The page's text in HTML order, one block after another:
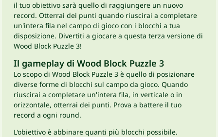
il tuo obiettivo sarà quello di raggiungere un nuovo
record. Otterrai dei punti quando riuscirai a completare
un'intera fila nel campo di gioco con i blocchi a tua
disposizione. Divertiti a giocare a questa terza versione di
Wood Block Puzzle 3!
Il gameplay di Wood Block Puzzle 3
Lo scopo di Wood Block Puzzle 3 è quello di posizionare
diverse forme di blocchi sul campo da gioco. Quando
riuscirai a completare un'intera fila, in verticale o in
orizzontale, otterrai dei punti. Prova a battere il tuo
record a ogni round.
L'obiettivo è abbinare quanti più blocchi possibile.